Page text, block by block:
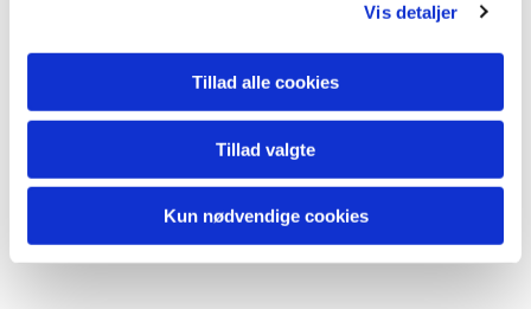
Vis detaljer
Tillad alle cookies
Tillad valgte
Kun nødvendige cookies